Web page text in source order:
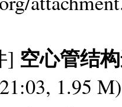
] 空心管结
1.95